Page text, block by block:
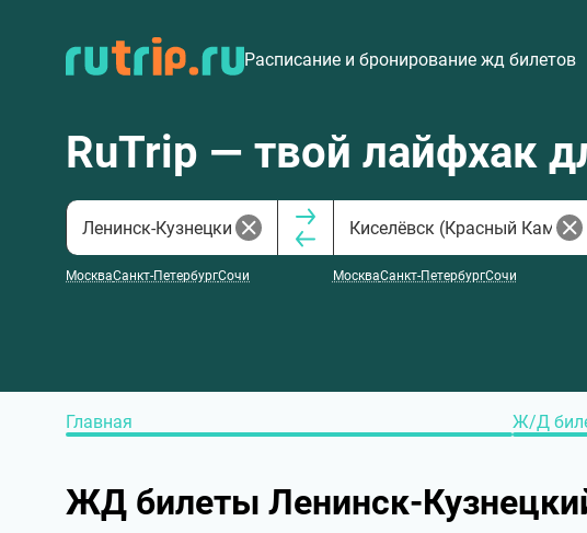
Расписание и бронирование жд билетов
RuTrip — твой лайфхак
МоскваСанкт-ПетербургСочи МоскваСанкт-ПетербургСочи
Главная Ж/Д
ЖД билеты Ленинск-